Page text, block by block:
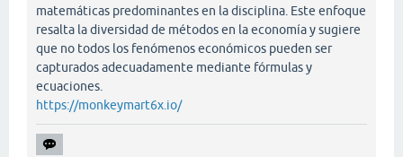
matemáticas predominantes en la disciplina. Este enfoque
resalta la diversidad de métodos en la economía y sugiere
que no todos los fenómenos económicos pueden ser
capturados adecuadamente mediante fórmulas y
ecuaciones.
https://monkeymart6x.io/